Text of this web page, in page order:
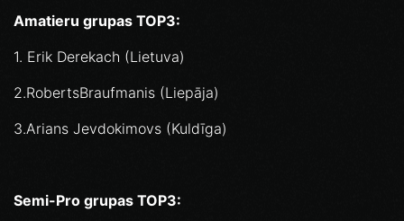
Amatieru grupas TOP3:
1. Erik Derekach (Lietuva)
2.RobertsBraufmanis (Liepāja)
3.Arians Jevdokimovs (Kuldīga)
Semi-Pro grupas TOP3: